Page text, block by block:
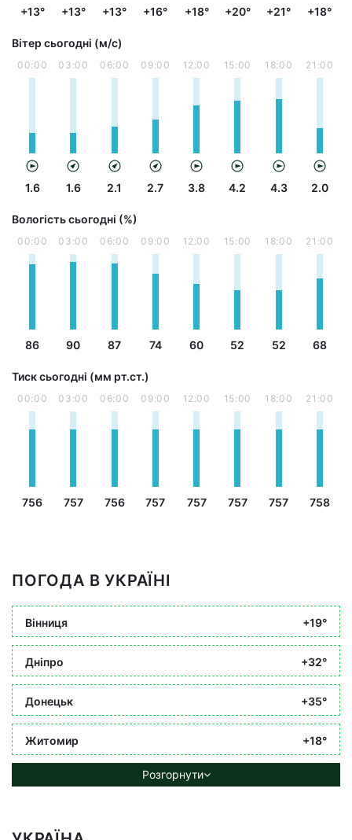
+13° +13° +13° +16° +18° +20° +21° +18°
Вітер сьогодні (м/с)
00:00
1.6
03:00
1.6
06:00
2.1
09:00
2.7
12:00
3.8
15:00
4.2
18:00
4.3
21:00
2.0
Вологість сьогодні (%)
00:00
86
03:00
90
06:00
87
09:00
74
12:00
60
15:00
52
18:00
52
21:00
68
Тиск сьогодні (мм рт.ст.)
00:00
756
03:00
757
06:00
756
09:00
757
12:00
757
15:00
757
18:00
757
21:00
758
ПОГОДА В УКРАЇНІ
Вінниця +19°
Дніпро +32°
Донецьк +35°
Житомир +18°
Розгорнути